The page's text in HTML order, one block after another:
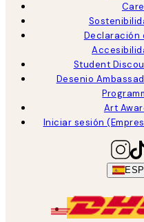
Declaración
Student
Desenio
Art
Iniciar sesión
ESP